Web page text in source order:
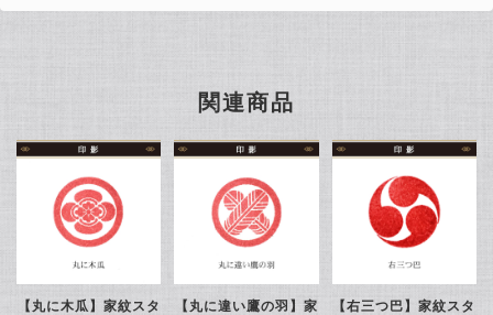
関連商品
【丸に木瓜】家紋スタ
【丸に違い鷹の羽】家
【右三つ巴】家紋スタ